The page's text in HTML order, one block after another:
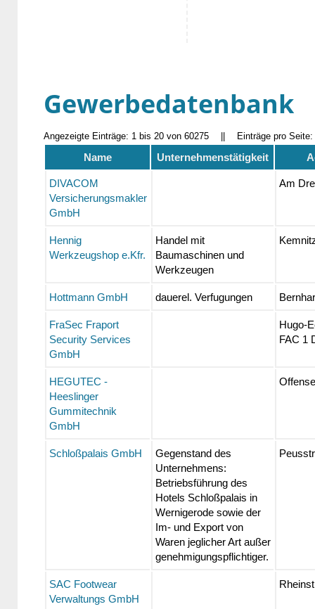
Gewerbedatenbank
Angezeigte Einträge: 1 bis 20 von 60275 Einträge pro Seite:
Name Unternehmenstätigkeit
DIVACOM
Versicherungsmakler
GmbH
Am
Hennig
Werkzeugshop e.Kfr.
Handel mit
Baumaschinen und
Werkzeugen
Hottmann GmbH dauerel. Verfugungen
FraSec Fraport
Security Services
GmbH
Hugo-
FAC 1
HEGUTEC -
Heeslinger
Gummitechnik
GmbH
Schloßpalais GmbH
Gegenstand des
Unternehmens:
Betriebsführung des
Hotels Schloßpalais in
Wernigerode sowie der
Im- und Export von
Waren jeglicher Art außer
genehmigungspflichtiger.
SAC Footwear
Verwaltungs GmbH